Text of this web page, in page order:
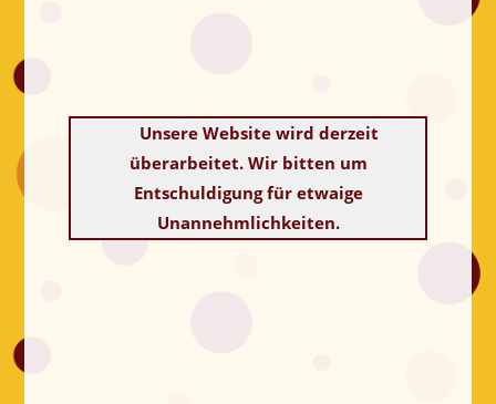
Unsere Website wird derzeit
überarbeitet. Wir bitten um
Entschuldigung für etwaige
Unannehmlichkeiten.